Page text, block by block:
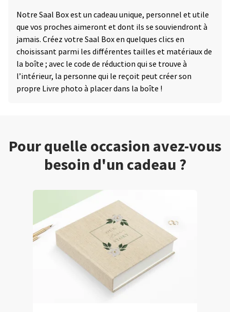
Notre Saal Box est un cadeau unique, personnel et utile
que vos proches aimeront et dont ils se souviendront à
jamais. Créez votre Saal Box en quelques clics en
choisissant parmi les différentes tailles et matériaux de
la boîte ; avec le code de réduction qui se trouve à
l’intérieur, la personne qui le reçoit peut créer son
propre Livre photo à placer dans la boîte !
Pour quelle occasion avez-vous
besoin d'un cadeau ?